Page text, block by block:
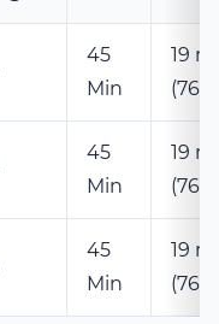
45
Min
19
45
Min
19
45
Min
19